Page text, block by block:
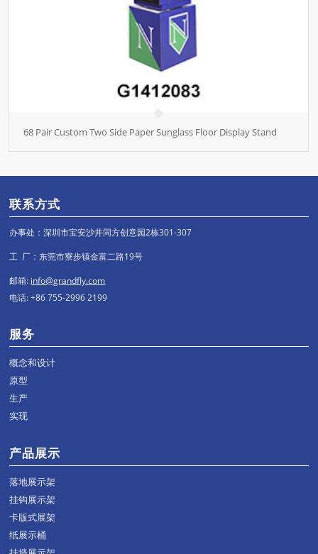
68 Pair Custom Two Side Paper Sunglass Floor Display Stand
联系方式
办事处：深圳市宝安沙井同方创意园2栋301-307
工 厂：东莞市寮步镇金富二路19号
邮箱: info@grandfly.com
电话: +86 755-2996 2199
服务
概念和设计
原型
生产
实现
产品展示
落地展示架
挂钩展示架
卡版式展架
纸展示桶